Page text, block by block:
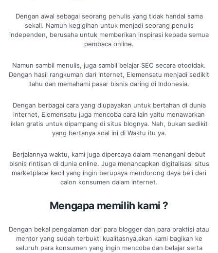
Dengan awal sebagai seorang penulis yang tidak handal sama
sekali. Namun kegigihan untuk menjadi seorang penulis
independen, berusaha untuk memberikan inspirasi kepada semua
pembaca online.
Namun sambil menulis, juga sambil belajar SEO secara otodidak.
Dengan hasil rangkuman dari internet, Elemensatu menjadi sedikit
tahu dan memahami pasar bisnis daring di Indonesia.
Dengan berbagai cara yang diupayakan untuk bertahan di dunia
internet, Elemensatu juga mencoba cara lain yaitu menawarkan
iklan gratis untuk dipampang di situs blognya. Nah, bukan sedikit
yang bertanya soal ini di Waktu itu ya.
Berjalannya waktu, kami juga dipercaya dalam menangani debut
bisnis rintisan di dunia online. Juga menancapkan digitalisasi situs
marketplace kecil yang ingin berupaya mendorong daya beli dari
calon konsumen dalam internet.
Mengapa memilih kami ?
Dengan bekal pengalaman dari para blogger dan para praktisi atau
mentor yang sudah terbukti kualitasnya,akan kami bagikan ke
seluruh para konsumen yang ingin mencoba dan belajar serta